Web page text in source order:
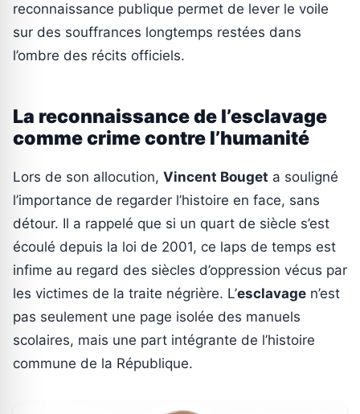
reconnaissance publique permet de lever le voile
sur des souffrances longtemps restées dans
l’ombre des récits officiels.
La reconnaissance de l’esclavage
comme crime contre l’humanité
Lors de son allocution, Vincent Bouget a souligné
l’importance de regarder l’histoire en face, sans
détour. Il a rappelé que si un quart de siècle s’est
écoulé depuis la loi de 2001, ce laps de temps est
infime au regard des siècles d’oppression vécus par
les victimes de la traite négrière. L’esclavage n’est
pas seulement une page isolée des manuels
scolaires, mais une part intégrante de l’histoire
commune de la République.